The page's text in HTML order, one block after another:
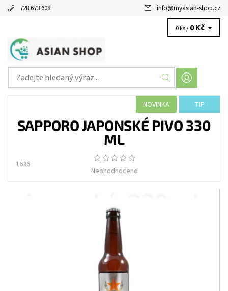
728 673 608 info@myasian-shop.cz
0 ks / 0 Kč
NOVINKA TIP
SAPPORO JAPONSKÉ PIVO 330
ML
1636
Neohodnoceno